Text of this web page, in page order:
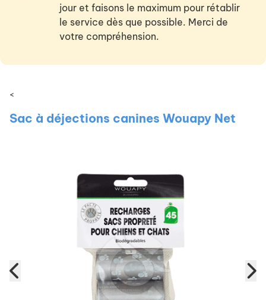
jour et faisons le maximum pour rétablir
le service dès que possible. Merci de
votre compréhension.
<
Sac à déjections canines Wouapy Net